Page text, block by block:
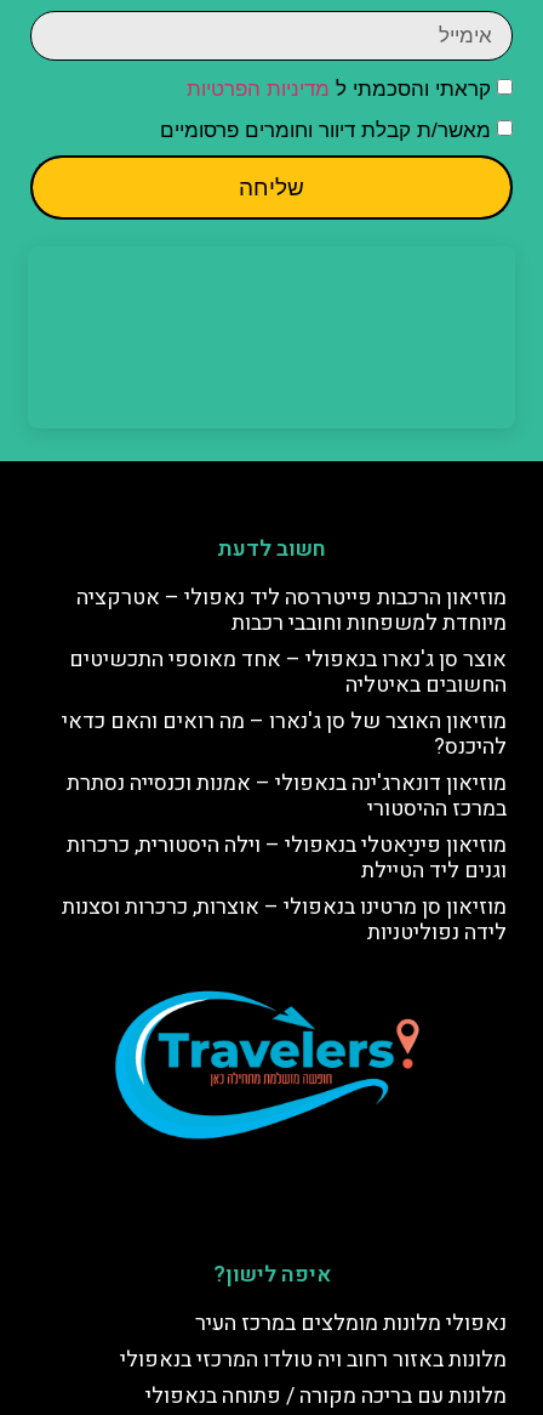
קראתי והסכמתי ל מדיניות הפרטיות
מאשר/ת קבלת דיוור וחומרים פרסומיים
שליחה
חשוב לדעת
מוזיאון הרכבות פייטררסה ליד נאפולי – אטרקציה
מיוחדת למשפחות וחובבי רכבות
אוצר סן ג'נארו בנאפולי – אחד מאוספי התכשיטים
החשובים באיטליה
מוזיאון האוצר של סן ג'נארו – מה רואים והאם כדאי
להיכנס?
מוזיאון דונארג'ינה בנאפולי – אמנות וכנסייה נסתרת
במרכז ההיסטורי
מוזיאון פיניַאטלי בנאפולי – וילה היסטורית, כרכרות
וגנים ליד הטיילת
מוזיאון סן מרטינו בנאפולי – אוצרות, כרכרות וסצנות
לידה נפוליטניות
איפה לישון?
נאפולי מלונות מומלצים במרכז העיר
מלונות באזור רחוב ויה טולדו המרכזי בנאפולי
מלונות עם בריכה מקורה / פתוחה בנאפולי